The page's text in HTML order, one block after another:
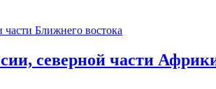
северной части